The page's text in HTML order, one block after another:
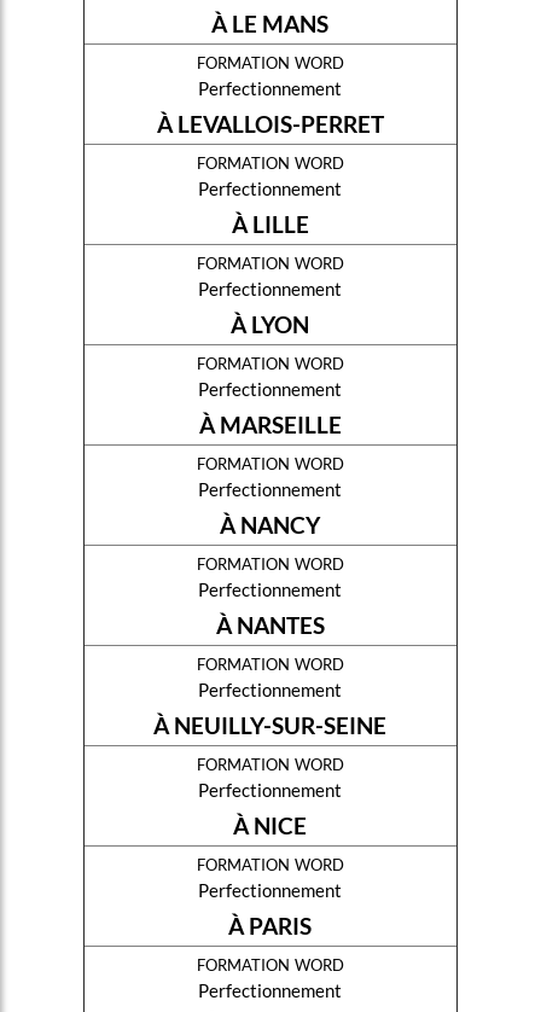
À LE MANS
formation word
Perfectionnement
À LEVALLOIS-PERRET
formation word
Perfectionnement
À LILLE
formation word
Perfectionnement
À LYON
formation word
Perfectionnement
À MARSEILLE
formation word
Perfectionnement
À NANCY
formation word
Perfectionnement
À NANTES
formation word
Perfectionnement
À NEUILLY-SUR-SEINE
formation word
Perfectionnement
À NICE
formation word
Perfectionnement
À PARIS
formation word
Perfectionnement